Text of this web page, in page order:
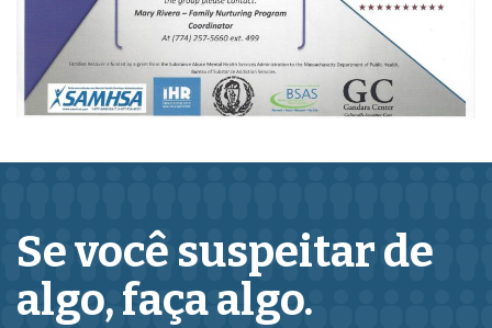
Se você suspeitar de
algo,faça algo.